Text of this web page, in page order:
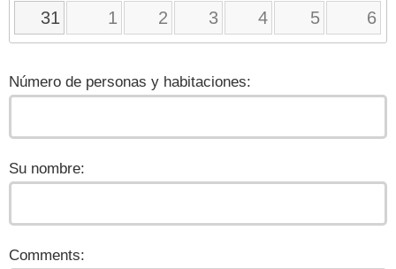
31
1 2 3 4 5 6
Número de personas y habitaciones:
Su nombre:
Comments: